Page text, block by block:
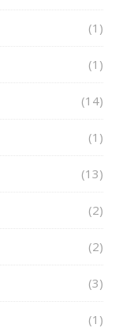
(1)
(1)
(14)
(1)
(13)
(2)
(2)
(3)
(1)